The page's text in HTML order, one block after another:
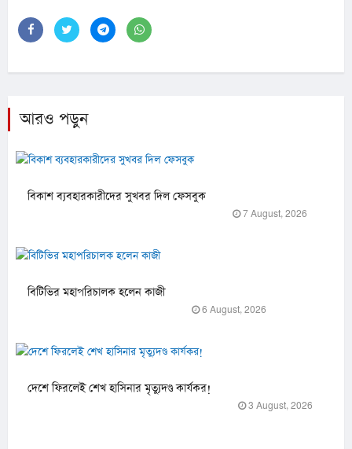
আরও পড়ুন
বিকাশ ব্যবহারকারীদের সুখবর দিল ফেসবুক
7 August, 2026
বিটিভির মহাপরিচালক হলেন কাজী
6 August, 2026
দেশে ফিরলেই শেখ হাসিনার মৃত্যুদণ্ড কার্যকর!
3 August, 2026